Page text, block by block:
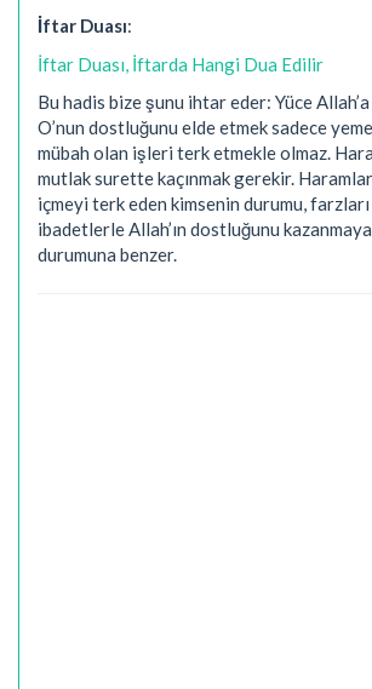
İftar Duası:
İftar Duası, İftarda Hangi Dua Edilir
Bu hadis bize şunu ihtar eder: Yüce
O’nun dostluğunu elde etmek sadece
mübah olan işleri terk etmekle olmaz.
mutlak surette kaçınmak gerekir.
içmeyi terk eden kimsenin durumu,
ibadetlerle Allah’ın dostluğunu
durumuna benzer.